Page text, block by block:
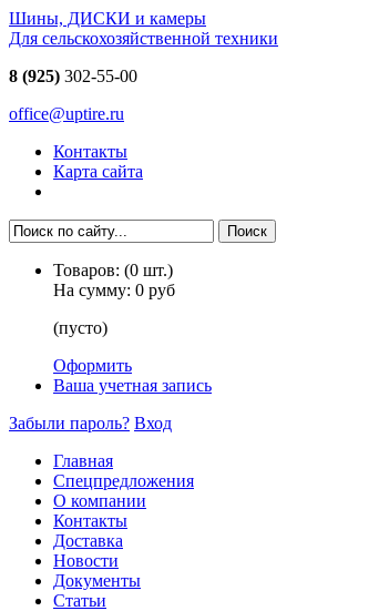
Шины, ДИСКИ и камеры
Для сельскохозяйственной техники
8 (925) 302-55-00
office@uptire.ru
Контакты
Карта сайта
Товаров: (0 шт.)
На сумму: 0 руб
(пусто)
Оформить
Ваша учетная запись
Забыли пароль? Вход
Главная
Спецпредложения
О компании
Контакты
Доставка
Новости
Документы
Статьи